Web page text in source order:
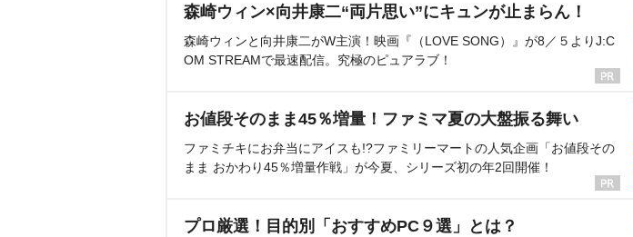
森崎ウィン×向井康二“両片思い”にキュンが止まらん！
森崎ウィンと向井康二がW主演！映画『（LOVE SONG）』が8／５よりJ:C
OM STREAMで最速配信。究極のピュアラブ！
お値段そのまま45％増量！ファミマ夏の大盤振る舞い
ファミチキにお弁当にアイスも!?ファミリーマートの人気企画「お値段その
まま おかわり45％増量作戦」が今夏、シリーズ初の年2回開催！
プロ厳選！目的別「おすすめPC９選」とは？